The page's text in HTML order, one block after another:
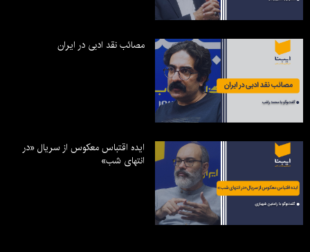
مصائب نقد ادبی در ایران
ایده اقتباس معکوس از سریال «در
انتهای شب»